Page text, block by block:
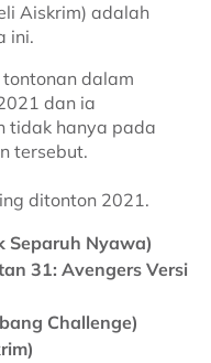
Aiskrim) adalah
ini.
tontonan dalam
dan ia
tidak hanya pada
tersebut.
ditonton 2021.
Separuh Nyawa)
31: Avengers Versi
Challenge)